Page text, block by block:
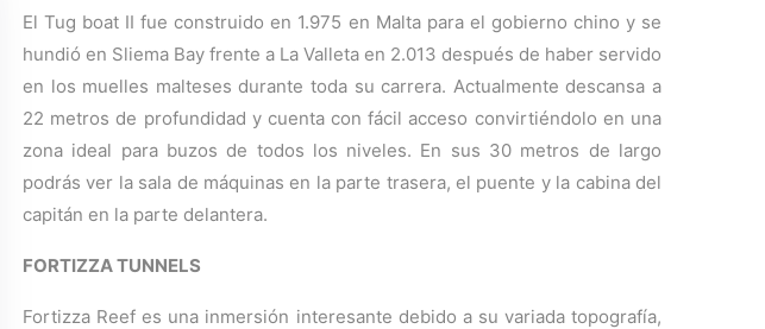
El Tug boat II fue construido en 1.975 en Malta para el gobierno chino y se
hundió en Sliema Bay frente a La Valleta en 2.013 después de haber servido
en los muelles malteses durante toda su carrera. Actualmente descansa a
22 metros de profundidad y cuenta con fácil acceso convirtiéndolo en una
zona ideal para buzos de todos los niveles. En sus 30 metros de largo
podrás ver la sala de máquinas en la parte trasera, el puente y la cabina del
capitán en la parte delantera.
FORTIZZA TUNNELS
Fortizza Reef es una inmersión interesante debido a su variada topografía,